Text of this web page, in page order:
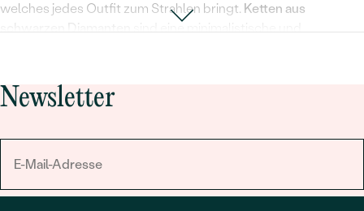
welches jedes Outfit zum Strahlen bringt. Ketten aus
schwarzen Diamantensind eine minimalistische und
Damen
verführen
mit Perlen. Die ersten Perlenketten wurden schon tausenden
Jahre vor unserer Zeitrechnung als Grabbeigaben zu den
bei uns durch den Film Frühstück bei Tiffany erlebt. Audrey
Newsletter